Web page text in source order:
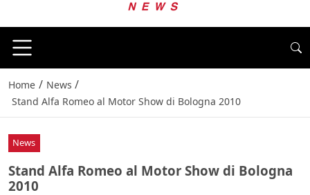
Home / News /
Stand Alfa Romeo al Motor Show di Bologna 2010
News
Stand Alfa Romeo al Motor Show di Bologna
2010